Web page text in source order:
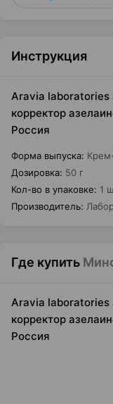
Инструкция
Aravia
корректор
Россия
Форма выпуска:
Дозировка: 50 г
Кол-во в упаковке: 1
Производитель:
Где купить
Aravia
корректор
Россия